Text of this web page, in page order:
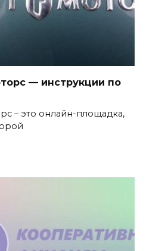
— инструкции по
– это онлайн-площадка,